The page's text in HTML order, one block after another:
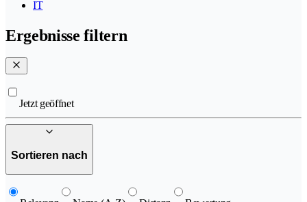
IT
Ergebnisse filtern
Jetzt geöffnet
Sortieren nach